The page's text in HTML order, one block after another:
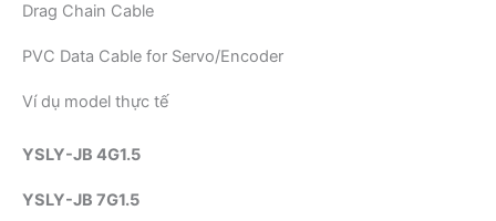
Drag Chain Cable
PVC Data Cable for Servo/Encoder
Ví dụ model thực tế
YSLY-JB 4G1.5
YSLY-JB 7G1.5